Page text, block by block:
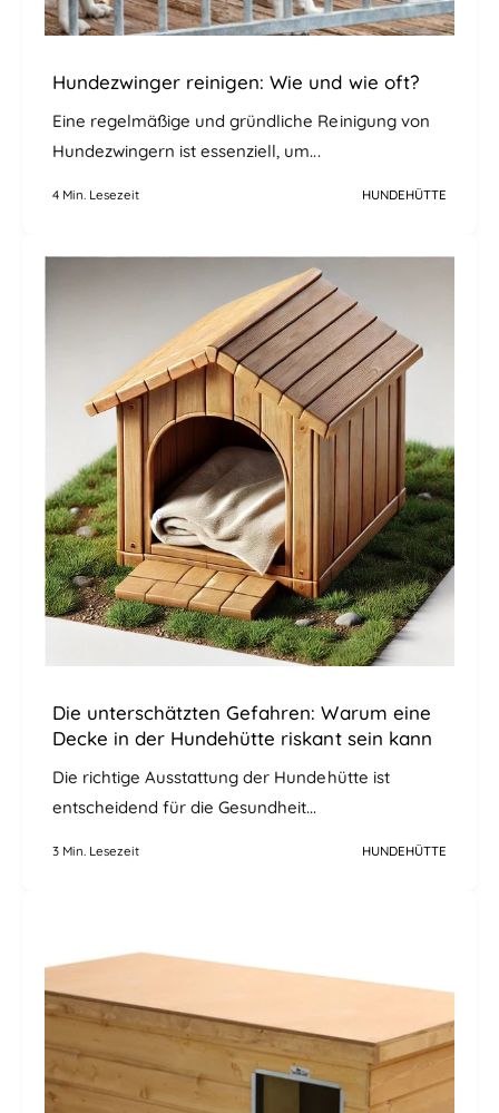
Hundezwinger reinigen: Wie und wie oft?
Eine regelmäßige und gründliche Reinigung von
Hundezwingern ist essenziell, um...
4 Min. Lesezeit HUNDEHÜTTE
Die unterschätzten Gefahren: Warum eine
Decke in der Hundehütte riskant sein kann
Die richtige Ausstattung der Hundehütte ist
entscheidend für die Gesundheit...
3 Min. Lesezeit HUNDEHÜTTE